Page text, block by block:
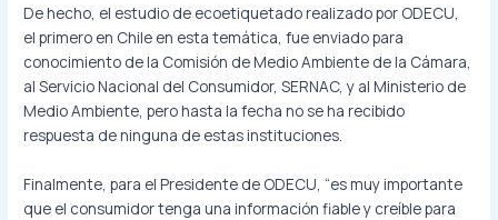
De hecho, el estudio de ecoetiquetado realizado por ODECU,
el primero en Chile en esta temática, fue enviado para
conocimiento de la Comisión de Medio Ambiente de la Cámara,
al Servicio Nacional del Consumidor, SERNAC, y al Ministerio de
Medio Ambiente, pero hasta la fecha no se ha recibido
respuesta de ninguna de estas instituciones.
Finalmente, para el Presidente de ODECU, “es muy importante
que el consumidor tenga una información fiable y creíble para